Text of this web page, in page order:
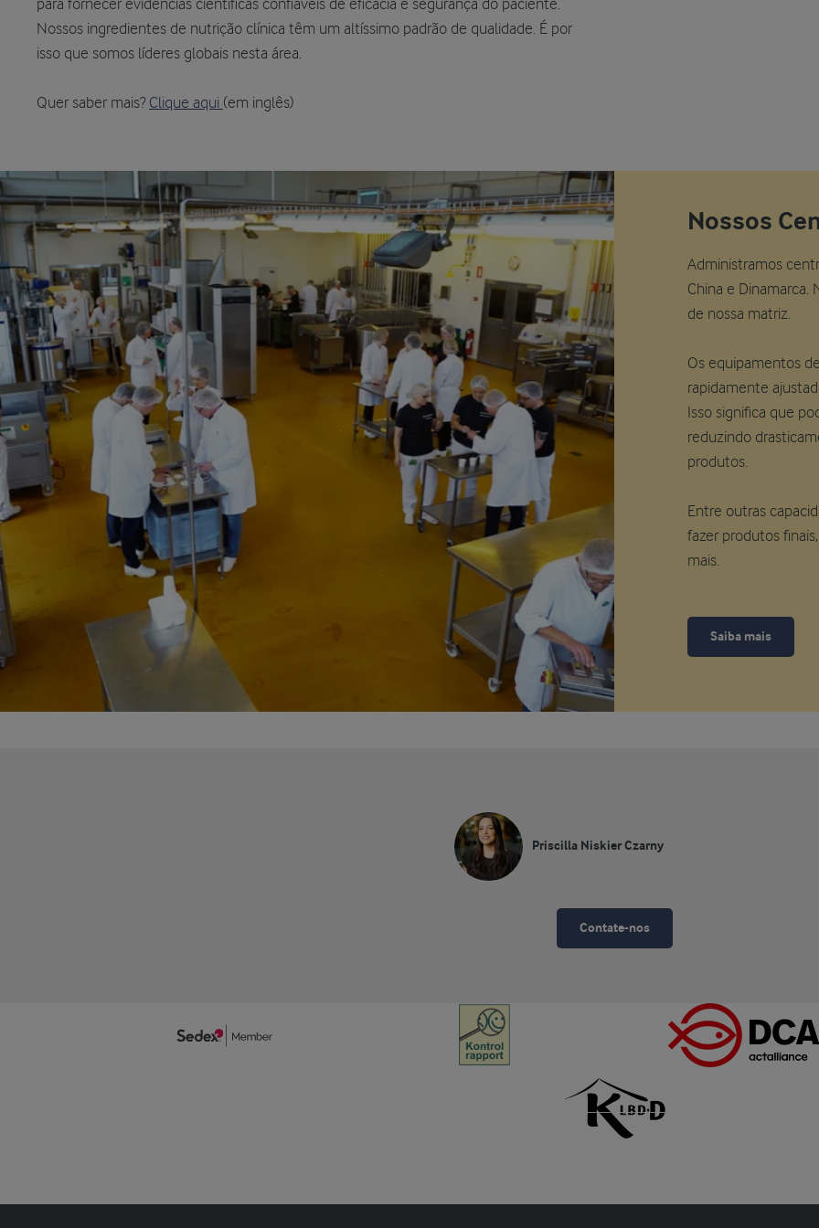
para fornecer evidências científicas confiáveis de eficácia e segurança do paciente.
Nossos ingredientes de nutrição clínica têm um altíssimo padrão de qualidade. É por
isso que somos líderes globais nesta área.
Quer saber mais? Clique aqui (em inglês)
Nossos
Administramos
China e Dinamarca.
de nossa matriz.
Os equipamentos
rapidamente
Isso significa que
reduzindo
produtos.
Entre outras
fazer produtos
mais.
Saiba mais
Priscilla Niskier Czarny
Contate-nos